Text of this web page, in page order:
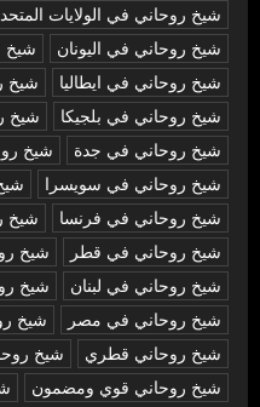
شيخ روحاني في الولايات
شيخ روحاني في اليونان
شيخ
شيخ روحاني في ايطاليا
شيخ
شيخ روحاني في بلجيكا
شيخ
شيخ روحاني في جدة
شيخ
شيخ روحاني في سويسرا
شيخ روحاني في فرنسا
شيخ
شيخ روحاني في قطر
شيخ
شيخ روحاني في لبنان
شيخ
شيخ روحاني في مصر
شيخ
شيخ روحاني قطري
شيخ
شيخ روحاني قوي ومضمون